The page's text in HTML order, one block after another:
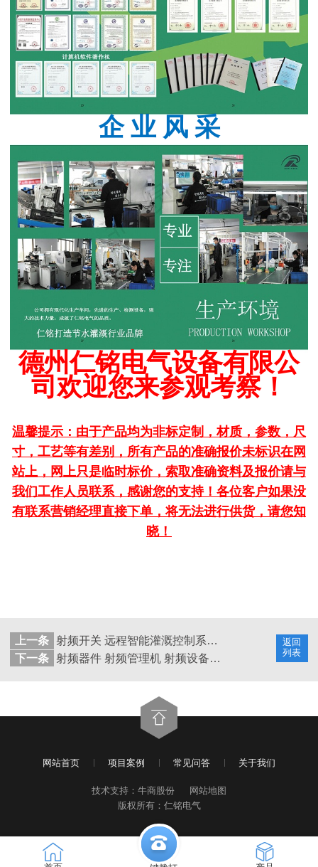
企 业 风 采
德州仁铭电气设备有限公
司欢迎您来参观考察！
温馨提示：由于产品均为非标定制，材质，参数，尺
寸，工艺等有差别，所有产品的准确报价未标识在网
站上，网上只是临时标价，索取准确资料及报价请与
我们工作人员联系，感谢您的支持！各位客户如果没
有联系营销经理直接下单，将无法进行供货，请您知
晓！
返回
列表
上一条
射频开关 远程智能灌溉控制系统 仁铭电气销售推荐
下一条
射频器件 射频管理机 射频设备 仁铭电气售后 专业服务
网站首页 项目案例 常见问答 关于我们
技术支持：牛商股份
网站地图
版权所有：仁铭电气